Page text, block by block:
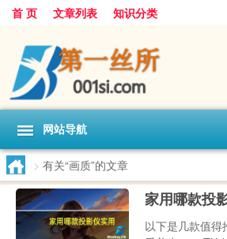
首 页 文章列表 知识分类
网站导航
> 有关“画质”的文章
家用哪款投
以下是几款值得